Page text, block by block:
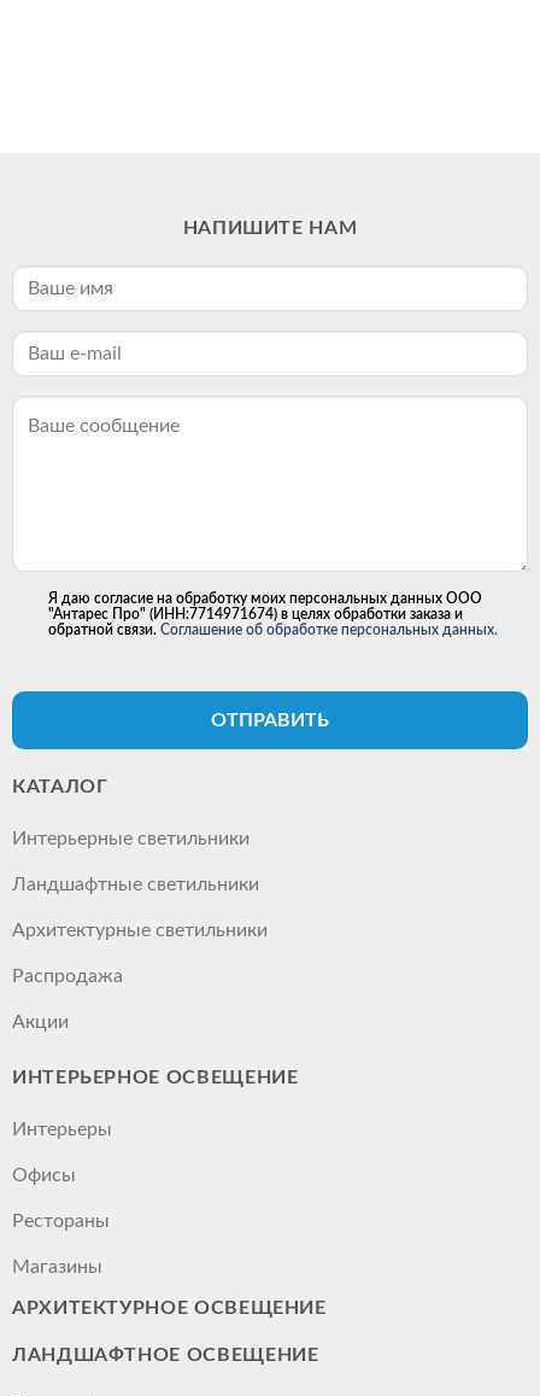
НАПИШИТЕ НАМ
Я даю согласие на обработку моих персональных данных ООО
"Антарес Про" (ИНН:7714971674) в целях обработки заказа и
обратной связи. Соглашение об обработке персональных данных.
ОТПРАВИТЬ
КАТАЛОГ
Интерьерные светильники
Ландшафтные светильники
Архитектурные светильники
Распродажа
Акции
ИНТЕРЬЕРНОЕ ОСВЕЩЕНИЕ
Интерьеры
Офисы
Рестораны
Магазины
АРХИТЕКТУРНОЕ ОСВЕЩЕНИЕ
ЛАНДШАФТНОЕ ОСВЕЩЕНИЕ